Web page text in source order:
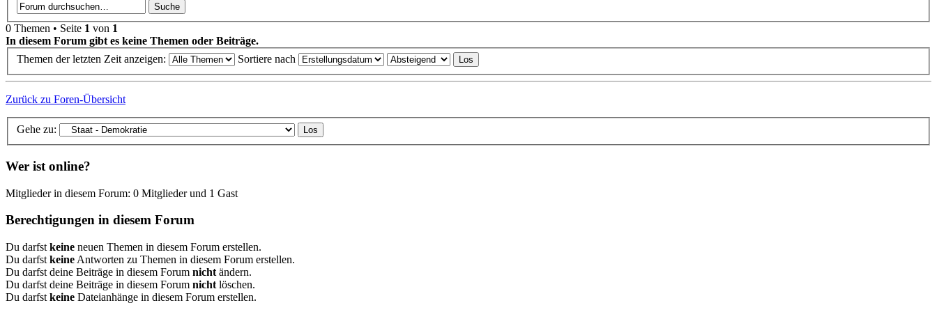
0 Themen • Seite 1 von 1
In diesem Forum gibt es keine Themen oder Beiträge.
Themen der letzten Zeit anzeigen:
Sortiere nach
Zurück zu Foren-Übersicht
Gehe zu:
Wer ist online?
Mitglieder in diesem Forum: 0 Mitglieder und 1 Gast
Berechtigungen in diesem Forum
Du darfst keine neuen Themen in diesem Forum erstellen.
Du darfst keine Antworten zu Themen in diesem Forum erstellen.
Du darfst deine Beiträge in diesem Forum nicht ändern.
Du darfst deine Beiträge in diesem Forum nicht löschen.
Du darfst keine Dateianhänge in diesem Forum erstellen.